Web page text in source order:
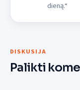
dieną.“
DISKUSIJA
Palikti